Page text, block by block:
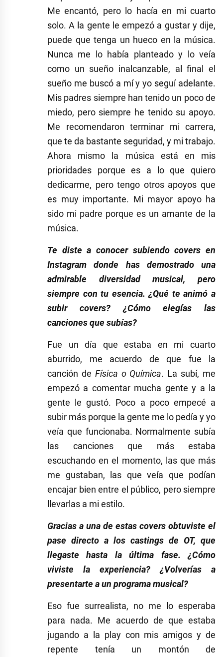
Me encantó, pero lo hacía en mi cuarto
solo. A la gente le empezó a gustar y dije,
puede que tenga un hueco en la música.
Nunca me lo había planteado y lo veía
como un sueño inalcanzable, al final el
sueño me buscó a mí y yo seguí adelante.
Mis padres siempre han tenido un poco de
miedo, pero siempre he tenido su apoyo.
Me recomendaron terminar mi carrera,
que te da bastante seguridad, y mi trabajo.
Ahora mismo la música está en mis
prioridades porque es a lo que quiero
dedicarme, pero tengo otros apoyos que
es muy importante. Mi mayor apoyo ha
sido mi padre porque es un amante de la
música.
Te diste a conocer subiendo covers en
Instagram donde has demostrado una
admirable diversidad musical, pero
siempre con tu esencia. ¿Qué te animó a
subir covers? ¿Cómo elegías las
canciones que subías?
Fue un día que estaba en mi cuarto
aburrido, me acuerdo de que fue la
canción de Física o Química. La subí, me
empezó a comentar mucha gente y a la
gente le gustó. Poco a poco empecé a
subir más porque la gente me lo pedía y yo
veía que funcionaba. Normalmente subía
las canciones que más estaba
escuchando en el momento, las que más
me gustaban, las que veía que podían
encajar bien entre el público, pero siempre
llevarlas a mi estilo.
Gracias a una de estas covers obtuviste el
pase directo a los castings de OT, que
llegaste hasta la última fase. ¿Cómo
viviste la experiencia? ¿Volverías a
presentarte a un programa musical?
Eso fue surrealista, no me lo esperaba
para nada. Me acuerdo de que estaba
jugando a la play con mis amigos y de
repente tenía un montón de